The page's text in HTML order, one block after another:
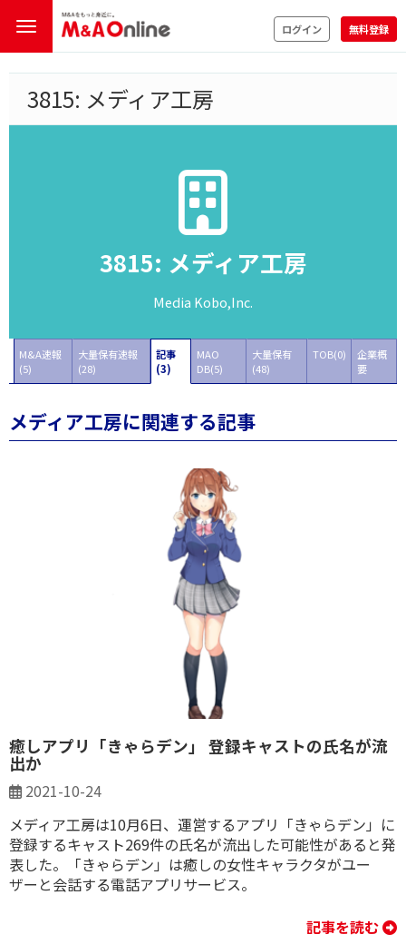
ログイン 無料登録
3815: メディア工房
3815: メディア工房
Media Kobo,Inc.
M&A速報
(5)
大量保有速報
(28)
記事
(3)
MAO
DB(5)
大量保有
(48)
TOB(0)
企業概
要
メディア工房に関連する記事
癒しアプリ「きゃらデン」 登録キャストの氏名が流
出か
2021-10-24
メディア工房は10月6日、運営するアプリ「きゃらデン」に
登録するキャスト269件の氏名が流出した可能性があると発
表した。「きゃらデン」は癒しの女性キャラクタがユー
ザーと会話する電話アプリサービス。
記事を読む